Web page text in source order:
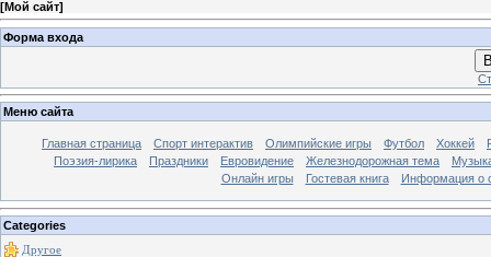
[Мой сайт]
Форма входа
Меню сайта
Главная страница Спорт интерактив Олимпийские игры Футбол Хоккей
Поэзия-лирика
Праздники Евровидение Железнодорожная тема
Онлайн игры
Гостевая книга Информация о
Categories
Другое